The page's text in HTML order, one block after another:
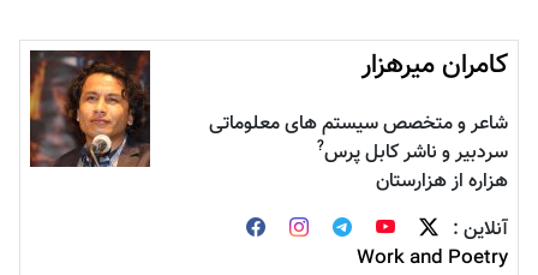
کامران میرهزار
شاعر و متخصص سیستم های معلوماتی
سردبیر و ناشر کابل پرس?
هزاره از هزارستان
آنلاین :
Work and Poetry